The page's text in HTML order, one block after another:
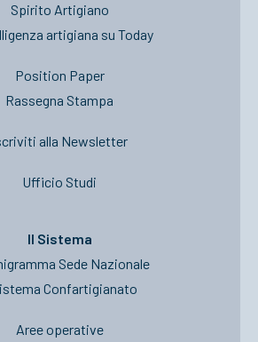
Spirito Artigiano
artigiana su Today
Position Paper
Rassegna Stampa
alla Newsletter
Ufficio Studi
Il Sistema
Sede Nazionale
Confartigianato
Aree operative